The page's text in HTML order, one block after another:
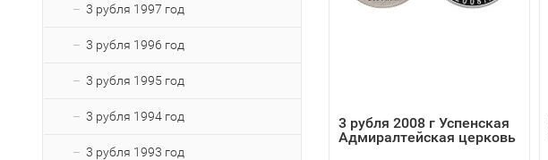
3 рубля 1997 год
3 рубля 1996 год
3 рубля 1995 год
3 рубля 1994 год
3 рубля 1993 год
3 рубля 2008 г Успенская
Адмиралтейская церковь